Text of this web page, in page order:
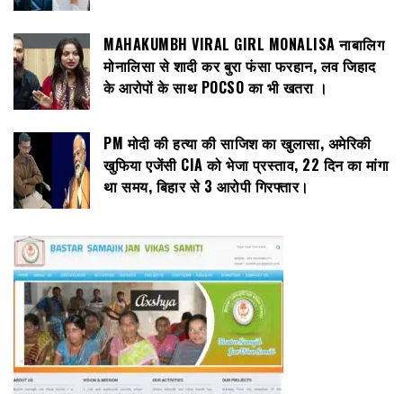
MAHAKUMBH VIRAL GIRL MONALISA नाबालिग
मोनालिसा से शादी कर बुरा फंसा फरहान, लव जिहाद
के आरोपों के साथ POCSO का भी खतरा ।
PM मोदी की हत्या की साजिश का खुलासा, अमेरिकी
खुफिया एजेंसी CIA को भेजा प्रस्ताव, 22 दिन का मांगा
था समय, बिहार से 3 आरोपी गिरफ्तार।